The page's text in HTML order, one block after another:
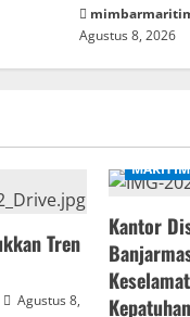
Agustus 8, 2026
Tren
Agustus 8,
MARITIM
Kantor